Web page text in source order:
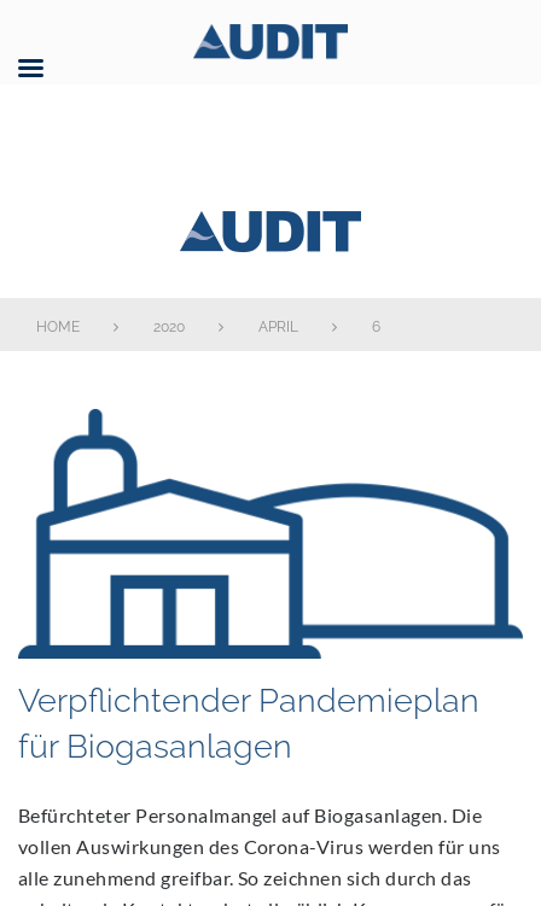
AUDIT GmbH
HOME 2020 APRIL 6
Tag:
April
2020
Verpflichtender Pandemieplan
für Biogasanlagen
Befürchteter Personalmangel auf Biogasanlagen. Die
vollen Auswirkungen des Corona-Virus werden für uns
alle zunehmend greifbar. So zeichnen sich durch das